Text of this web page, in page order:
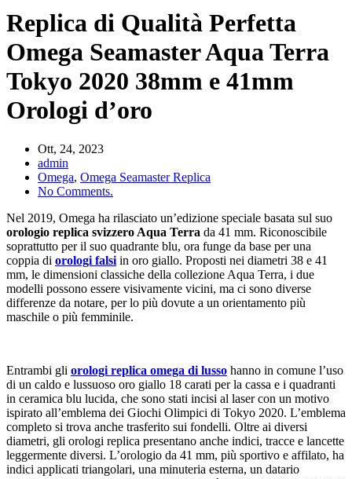
Replica di Qualità Perfetta
Omega Seamaster Aqua Terra
Tokyo 2020 38mm e 41mm
Orologi d’oro
Ott, 24, 2023
admin
Omega, Omega Seamaster Replica
No Comments.
Nel 2019, Omega ha rilasciato un’edizione speciale basata sul suo
orologio replica svizzero Aqua Terra da 41 mm. Riconoscibile
soprattutto per il suo quadrante blu, ora funge da base per una
coppia di orologi falsi in oro giallo. Proposti nei diametri 38 e 41
mm, le dimensioni classiche della collezione Aqua Terra, i due
modelli possono essere visivamente vicini, ma ci sono diverse
differenze da notare, per lo più dovute a un orientamento più
maschile o più femminile.
Entrambi gli orologi replica omega di lusso hanno in comune l’uso
di un caldo e lussuoso oro giallo 18 carati per la cassa e i quadranti
in ceramica blu lucida, che sono stati incisi al laser con un motivo
ispirato all’emblema dei Giochi Olimpici di Tokyo 2020. L’emblema
completo si trova anche trasferito sui fondelli. Oltre ai diversi
diametri, gli orologi replica presentano anche indici, tracce e lancette
leggermente diversi. L’orologio da 41 mm, più sportivo e affilato, ha
indici applicati triangolari, una minuteria esterna, un datario